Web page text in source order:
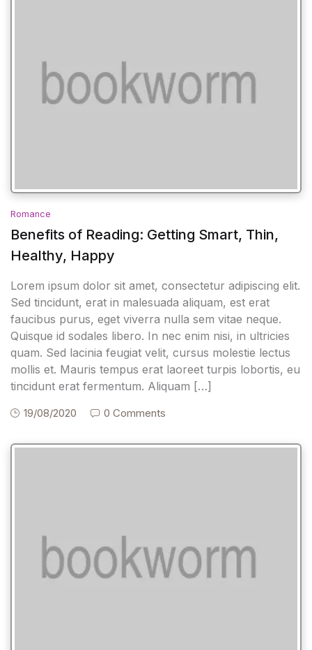
Romance
Benefits of Reading: Getting Smart, Thin,
Healthy, Happy
Lorem ipsum dolor sit amet, consectetur adipiscing elit.
Sed tincidunt, erat in malesuada aliquam, est erat
faucibus purus, eget viverra nulla sem vitae neque.
Quisque id sodales libero. In nec enim nisi, in ultricies
quam. Sed lacinia feugiat velit, cursus molestie lectus
mollis et. Mauris tempus erat laoreet turpis lobortis, eu
tincidunt erat fermentum. Aliquam […]
19/08/2020 0 Comments